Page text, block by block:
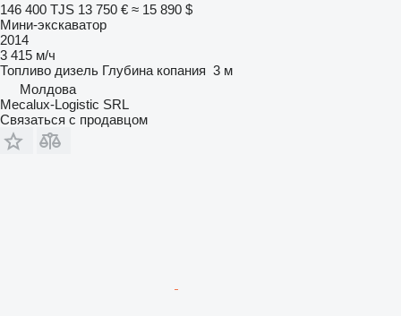
146 400 TJS 13 750 € ≈ 15 890 $
Мини-экскаватор
2014
3 415 м/ч
Топливо дизель Глубина копания 3 м
Молдова
Mecalux-Logistic SRL
Связаться с продавцом